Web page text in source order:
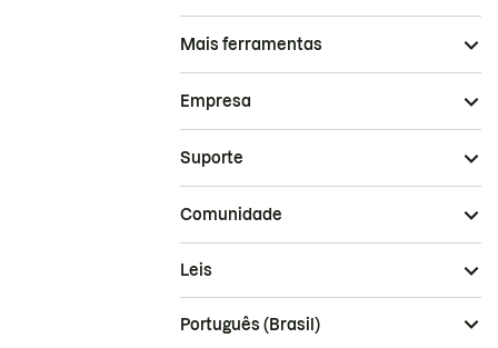
Mais ferramentas
Empresa
Suporte
Comunidade
Leis
Português (Brasil)